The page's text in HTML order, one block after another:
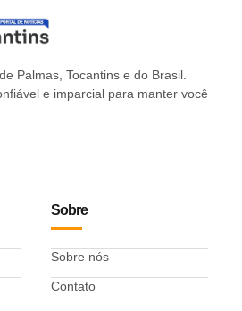
Palmas, Tocantins e do Brasil.
e imparcial para manter você
Sobre
Sobre nós
Contato